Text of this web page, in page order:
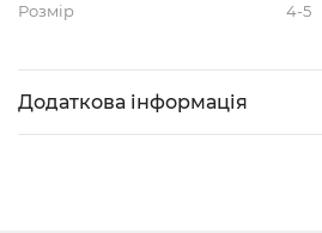
Розмір
4-5
Додаткова інформація